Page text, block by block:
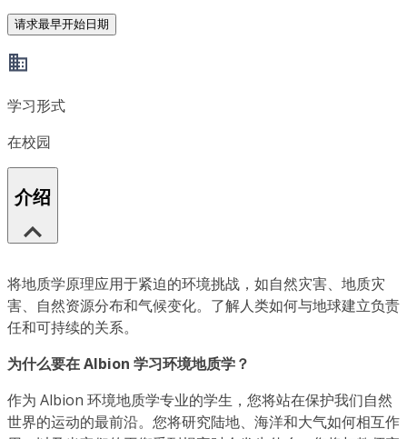
请求最早开始日期
学习形式
在校园
介绍
将地质学原理应用于紧迫的环境挑战，如自然灾害、地质灾
害、自然资源分布和气候变化。了解人类如何与地球建立负责
任和可持续的关系。
为什么要在 Albion 学习环境地质学？
作为 Albion 环境地质学专业的学生，您将站在保护我们自然
世界的运动的最前沿。您将研究陆地、海洋和大气如何相互作